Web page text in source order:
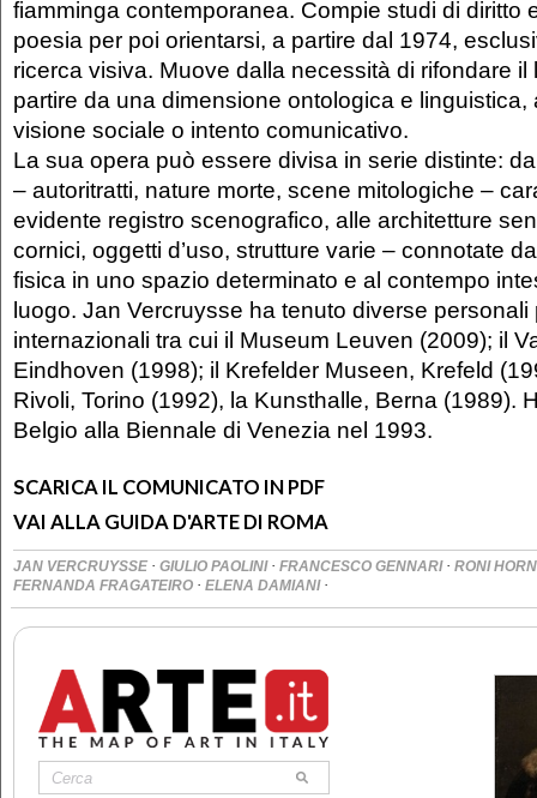
fiamminga contemporanea. Compie studi di diritto
poesia per poi orientarsi, a partire dal 1974,
ricerca visiva. Muove dalla necessità di rifondare il
partire da una dimensione ontologica e linguistica,
visione sociale o intento comunicativo.
La sua opera può essere divisa in serie distinte:
– autoritratti, nature morte, scene mitologiche –
evidente registro scenografico, alle architetture
cornici, oggetti d’uso, strutture varie – connotate
fisica in uno spazio determinato e al contempo
luogo. Jan Vercruysse ha tenuto diverse personali
internazionali tra cui il Museum Leuven (2009); il
Eindhoven (1998); il Krefelder Museen, Krefeld
Rivoli, Torino (1992), la Kunsthalle, Berna (1989).
Belgio alla Biennale di Venezia nel 1993.
SCARICA IL COMUNICATO IN PDF
VAI ALLA GUIDA D'ARTE DI ROMA
JAN VERCRUYSSE · GIULIO PAOLINI · FRANCESCO GENNARI · RONI
FERNANDA FRAGATEIRO · ELENA DAMIANI ·